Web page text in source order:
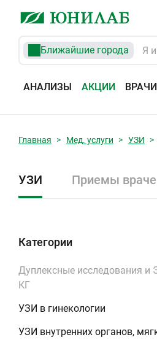
Ближайшие города
АНАЛИЗЫ АКЦИИ ВРАЧИ
Главная Мед. услуги УЗИ
УЗИ Приемы
Категории
Дуплексные исследования и
КГ
УЗИ в гинекологии
УЗИ внутренних органов,